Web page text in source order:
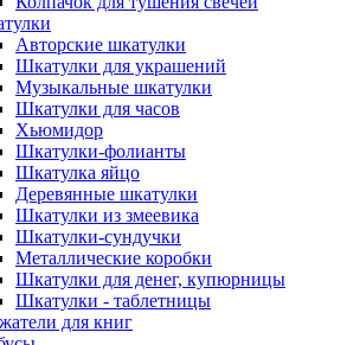
Авторские шкатулки
Шкатулки для украшений
Музыкальные шкатулки
Шкатулки для часов
Хьюмидор
Шкатулки-фолианты
Шкатулка яйцо
Деревянные шкатулки
Шкатулки из змеевика
Шкатулки-сундучки
Металлические коробки
Шкатулки для денег, купюрницы
Шкатулки - таблетницы
для книг